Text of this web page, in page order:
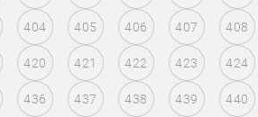
404 405 406 407 408
420 421 422 423 424
436 437 438 439 440